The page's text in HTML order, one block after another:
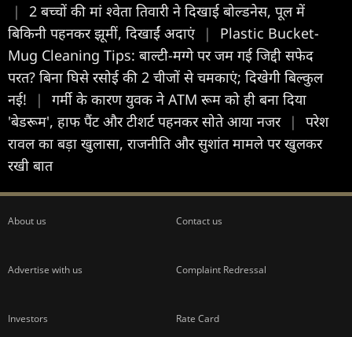
|
2 बच्चों की मां श्वेता तिवारी ने दिखाई बोल्डनेस, पूल में
बिकिनी पहनकर झूमीं, दिखाईं अदाएं |
Plastic Bucket-
Mug Cleaning Tips: बाल्टी-मग्गे पर जम गई जिद्दी सफेद
परत? बिना घिसे रसोई की 2 चीजों से चमकाएं; दिखेगी बिल्कुल
नई!
|
गर्मी के कारण युवक ने ATM रूम को ही बना दिया
'बेडरूम', हाफ पैंट और टीशर्ट पहनकर सोते आया नजर |
परेश
रावल का बड़ा खुलासा, राजनीति और सुशांत मामले पर खुलकर
रखी बात
About us Contact us
Advertise with us Complaint Redressal
Investors Rate Card